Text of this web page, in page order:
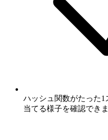
ハッシュ関数がたった1
当てる様子を確認できま